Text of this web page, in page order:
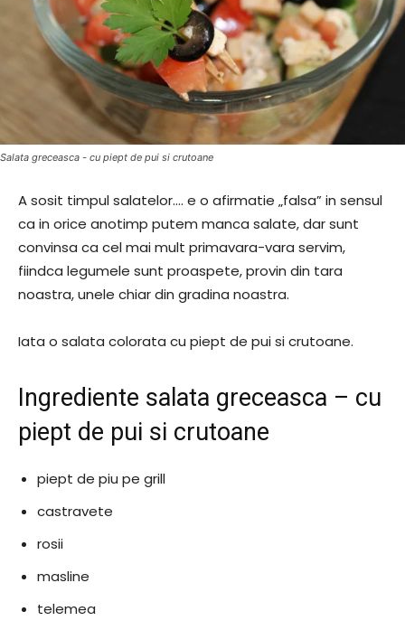
Salata greceasca - cu piept de pui si crutoane
A sosit timpul salatelor…. e o afirmatie „falsa” in sensul
ca in orice anotimp putem manca salate, dar sunt
convinsa ca cel mai mult primavara-vara servim,
fiindca legumele sunt proaspete, provin din tara
noastra, unele chiar din gradina noastra.
Iata o salata colorata cu piept de pui si crutoane.
Ingrediente salata greceasca – cu
piept de pui si crutoane
piept de piu pe grill
castravete
rosii
masline
telemea